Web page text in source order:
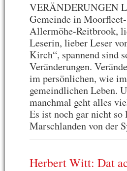
VERÄNDERUNGEN
Gemeinde in Moorfleet-
Allermöhe-Reitbrook,
Leserin, lieber Leser
Kirch“, spannend sind
Veränderungen.
im persönlichen, wie im
gemeindlichen Leben.
manchmal geht alles
Es ist noch gar nicht so
Marschlanden von der
Herbert Witt: Dat